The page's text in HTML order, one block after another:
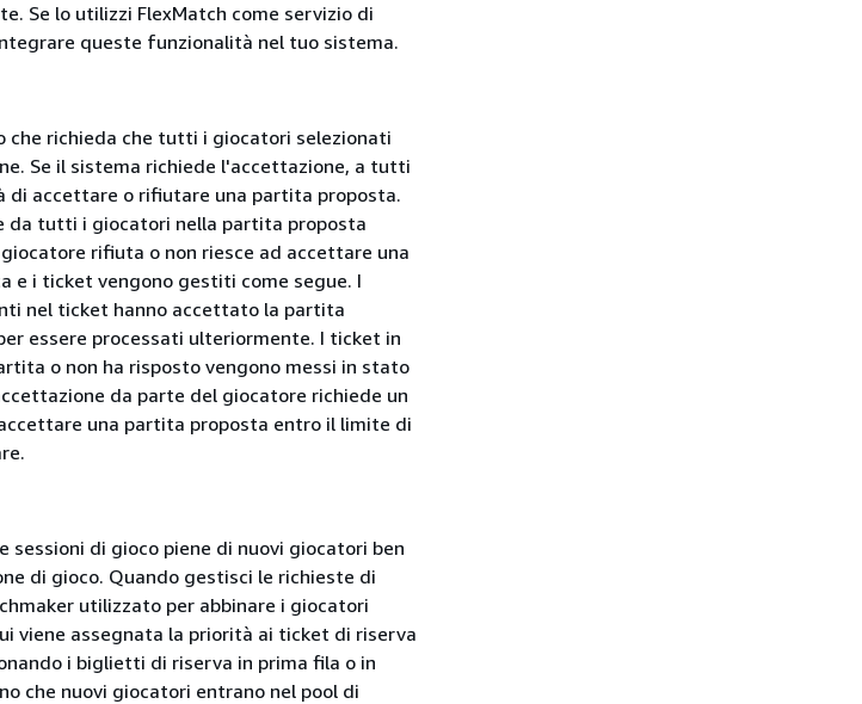
Se lo utilizzi FlexMatch come servizio di
queste funzionalità nel tuo sistema.
che richieda che tutti i giocatori selezionati
Se il sistema richiede l'accettazione, a tutti
di accettare o rifiutare una partita proposta.
da tutti i giocatori nella partita proposta
rifiuta o non riesce ad accettare una
e i ticket vengono gestiti come segue. I
nel ticket hanno accettato la partita
essere processati ulteriormente. I ticket in
o non ha risposto vengono messi in stato
da parte del giocatore richiede un
una partita proposta entro il limite di
sessioni di gioco piene di nuovi giocatori ben
di gioco. Quando gestisci le richieste di
utilizzato per abbinare i giocatori
viene assegnata la priorità ai ticket di riserva
i biglietti di riserva in prima fila o in
che nuovi giocatori entrano nel pool di